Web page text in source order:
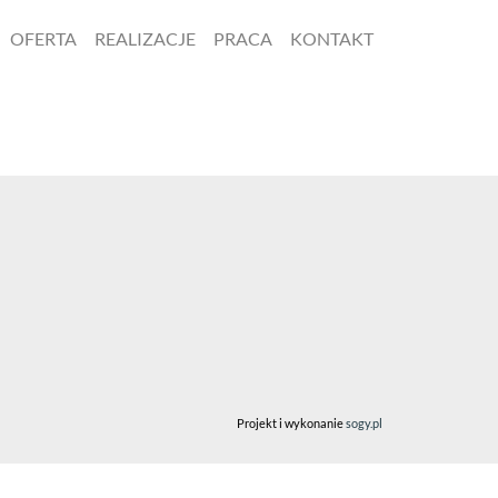
OFERTA REALIZACJE PRACA KONTAKT
Projekt i wykonaniesogy.pl